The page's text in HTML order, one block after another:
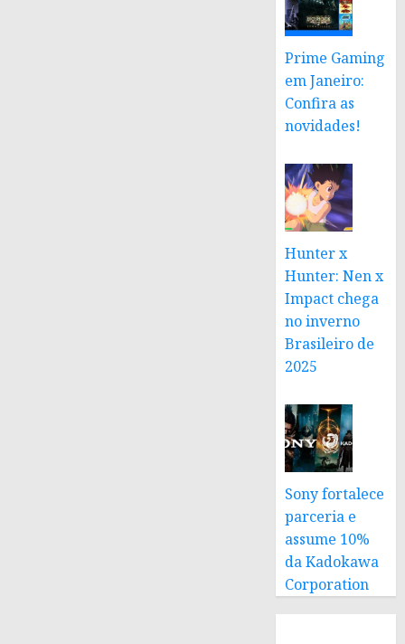
Prime Gaming
em Janeiro:
Confira as
novidades!
Hunter x
Hunter: Nen x
Impact chega
no inverno
Brasileiro de
2025
Sony fortalece
parceria e
assume 10%
da Kadokawa
Corporation